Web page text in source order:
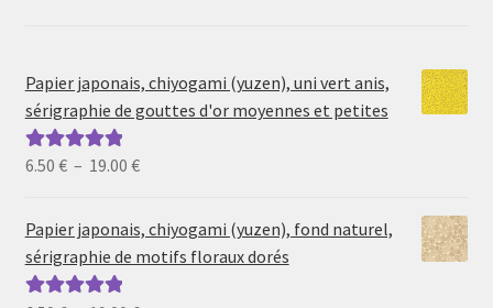
Papier japonais, chiyogami (yuzen), uni vert anis,
sérigraphie de gouttes d'or moyennes et petites
Note5.00sur
6.50 € – 19.00 €Plage
prix :
6.50 €
19.00 €
Papier japonais, chiyogami (yuzen), fond naturel,
sérigraphie de motifs floraux dorés